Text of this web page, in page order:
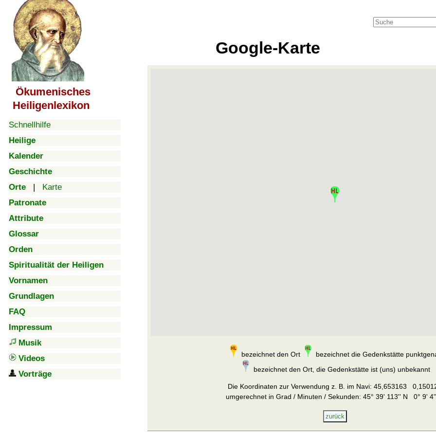
Ökumenisches
Heiligenlexikon
Schnellhilfe
Heilige
Kalender
Geschichte
Orte | Karte
Patronate
Attribute
Glossar
Orden
Spiritualität der Heiligen
Vornamen
Grundlagen
FAQ
Impressum
Musik
Videos
Vorträge
Google-Karte
bezeichnet den Ort
bezeichnet die Gedenkstätte
bezeichnet den Ort, die Gedenkstätte ist (uns) unbekannt
Die Koordinaten zur Verwendung z. B. im Navi: 45,653163
umgerechnet in Grad / Minuten / Sekunden: 45° 39' 113'' N 0° 9'